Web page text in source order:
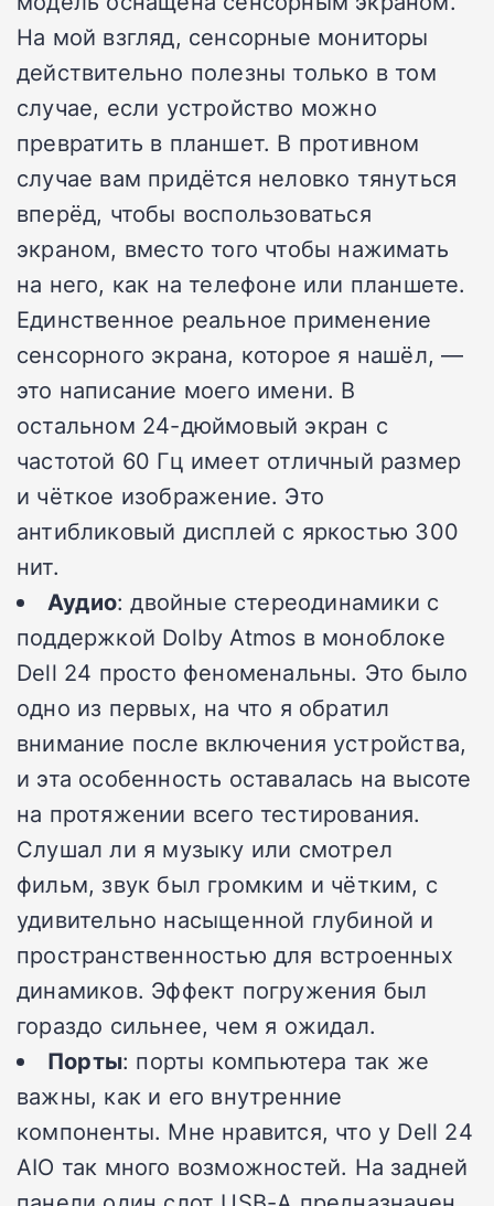
На мой взгляд, сенсорные мониторы
действительно полезны только в том
случае, если устройство можно
превратить в планшет. В противном
случае вам придётся неловко тянуться
вперёд, чтобы воспользоваться
экраном, вместо того чтобы нажимать
на него, как на телефоне или планшете.
Единственное реальное применение
сенсорного экрана, которое я нашёл, —
это написание моего имени. В
остальном 24-дюймовый экран с
частотой 60 Гц имеет отличный размер
и чёткое изображение. Это
антибликовый дисплей с яркостью 300
нит.
Аудио: двойные стереодинамики с
поддержкой Dolby Atmos в моноблоке
Dell 24 просто феноменальны. Это было
одно из первых, на что я обратил
внимание после включения устройства,
и эта особенность оставалась на высоте
на протяжении всего тестирования.
Слушал ли я музыку или смотрел
фильм, звук был громким и чётким, с
удивительно насыщенной глубиной и
пространственностью для встроенных
динамиков. Эффект погружения был
гораздо сильнее, чем я ожидал.
Порты: порты компьютера так же
важны, как и его внутренние
компоненты. Мне нравится, что у Dell 24
AIO так много возможностей. На задней